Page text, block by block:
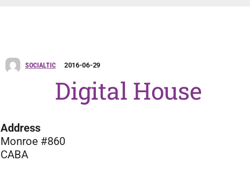
SOCIALTIC 2016-06-29
Digital House
Address
Monroe #860
CABA